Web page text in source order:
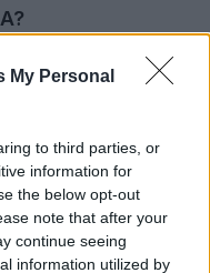
My Personal
to third parties, or
information for
the below opt-out
note that after your
continue seeing
information utilized by
gettarsi nel fuoco
Non c’è stata
in tutto il
che si poteva
La partita
lo Spezia al